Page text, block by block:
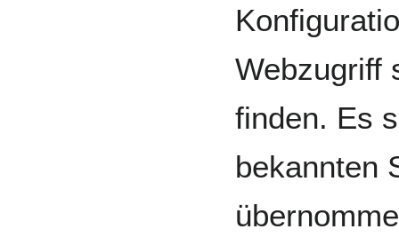
Webzugriff
finden. Es
bekannten